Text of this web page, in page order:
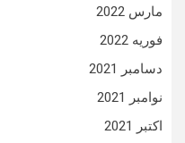
مارس 2022
فوریه 2022
دسامبر 2021
نوامبر 2021
اکتبر 2021